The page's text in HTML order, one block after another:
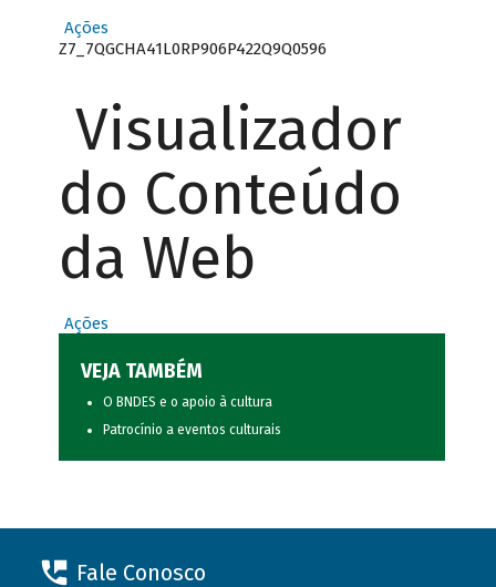
Ações
Z7_7QGCHA41L0RP906P422Q9Q0596
Visualizador
do Conteúdo
da Web
Ações
VEJA TAMBÉM
O BNDES e o apoio à cultura
Patrocínio a eventos culturais
Fale Conosco